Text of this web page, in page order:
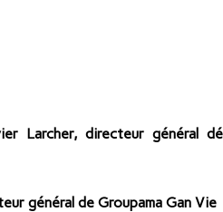
Larcher, directeur général
général de Groupama Gan Vie